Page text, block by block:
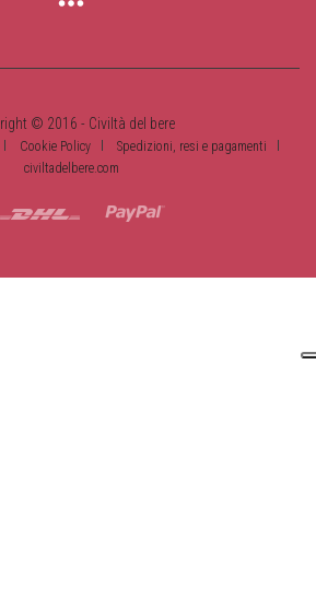
© 2016 - Civiltà del bere
Cookie Policy
Spedizioni, resi e pagamenti
civiltadelbere.com